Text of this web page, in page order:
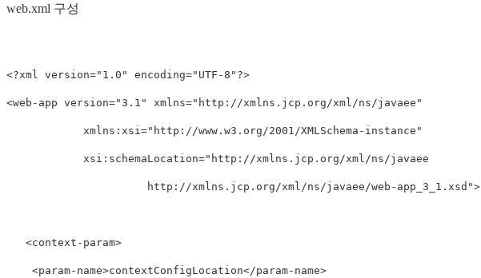
web.xml 구성
<?xml version="1.0" encoding="UTF-8"?>
<web-app version="3.1" xmlns="http://xmlns.jcp.org/xml/ns/javaee"
            xmlns:xsi="http://www.w3.org/2001/XMLSchema-instance"
            xsi:schemaLocation="http://xmlns.jcp.org/xml/ns/javaee
                      http://xmlns.jcp.org/xml/ns/javaee/web-app_3_1.xsd">
   <context-param>
    <param-name>contextConfigLocation</param-name>